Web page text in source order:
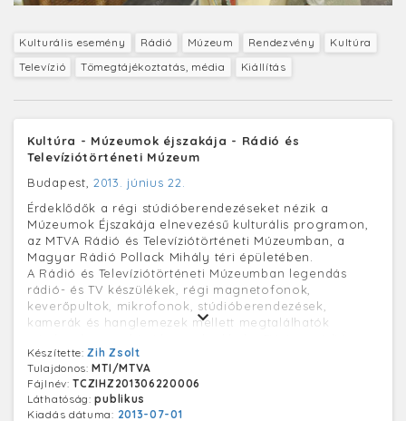
Kulturális esemény Rádió Múzeum Rendezvény
Kultúra
Televízió
Tömegtájékoztatás, média Kiállítás
Kultúra - Múzeumok éjszakája - Rádió és
Televíziótörténeti Múzeum
Budapest, 2013. június 22.
Érdeklődők a régi stúdióberendezéseket nézik a
Múzeumok Éjszakája elnevezésű kulturális programon,
az MTVA Rádió és Televíziótörténeti Múzeumban, a
Magyar Rádió Pollack Mihály téri épületében.
A Rádió és Televíziótörténeti Múzeumban legendás
rádió- és TV készülékek, régi magnetofonok,
keverőpultok, mikrofonok, stúdióberendezések,
kamerák és hanglemezek mellett megtalálhatók
munkatársai dolgoztak. Az itt őrzött műszaki
berendezések, fotók, archív filmfelvételek, különleges
hang- és filmdokumentumok, valamint iratok
segítségével az érdeklődők bepillanthatnak a
Készítette:Zih Zsolt
Tulajdonos:MTI/MTVA
Fájlnév:TCZIHZ201306220006
Láthatóság:publikus
Kiadás dátuma: 2013-07-01